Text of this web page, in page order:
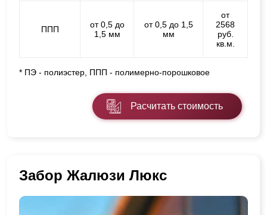
ППП
от 0,5 до
1,5 мм
от 0,5 до 1,5
мм
от
2568
руб.
кв.м.
* ПЭ - полиэстер, ППП - полимерно-порошковое
Расчитать стоимость
Забор Жалюзи Люкс